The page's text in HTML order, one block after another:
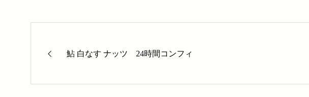
鮎 白なす ナッツ 24時間コンフィ